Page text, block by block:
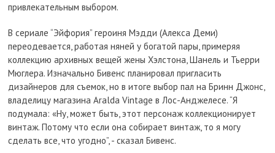
привлекательным выбором.
В сериале “Эйфория” героиня Мэдди (Алекса Деми)
переодевается, работая няней у богатой пары, примеряя
коллекцию архивных вещей жены Хэлстона, Шанель и Тьерри
Мюглера. Изначально Бивенс планировал пригласить
дизайнеров для съемок, но в итоге выбор пал на Бринн Джонс,
владелицу магазина Aralda Vintage в Лос-Анджелесе. “Я
подумала: «Ну, может быть, этот персонаж коллекционирует
винтаж. Потому что если она собирает винтаж, то я могу
сделать все, что угодно”, - сказал Бивенс.